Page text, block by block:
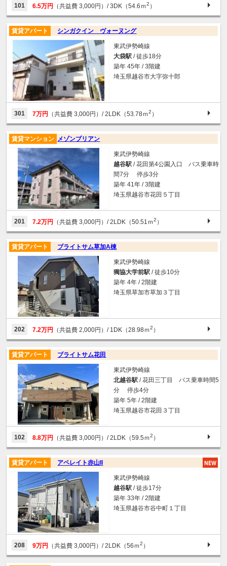
101 6.5万円 （共益費 3,000円）/ 3DK（54.6ｍ2 ）
シンガクイン ヴォーヌング
賃貸アパート
東武伊勢崎線
大袋駅 / 徒歩18分
築年 45年 / 3階建
埼玉県越谷市大字弥十郎
301 7万円 （共益費 3,000円）/ 2LDK（53.78ｍ2 ）
メゾンブリアン
賃貸マンション
東武伊勢崎線
越谷駅 / 花田第4公園入口 バス乗車時
間7分 停歩3分
築年 41年 / 3階建
埼玉県越谷市花田５丁目
201 7.2万円 （共益費 3,000円）/ 2LDK（50.51ｍ2 ）
ブライトサム草加A棟
賃貸アパート
東武伊勢崎線
獨協大学前駅 / 徒歩10分
築年 4年 / 2階建
埼玉県草加市草加３丁目
202 7.2万円 （共益費 2,000円）/ 1DK（28.98ｍ2 ）
ブライトサム花田
賃貸アパート
東武伊勢崎線
北越谷駅 / 花田三丁目 バス乗車時間5
分 停歩4分
築年 5年 / 2階建
埼玉県越谷市花田３丁目
102 8.8万円 （共益費 3,000円）/ 2LDK（59.5ｍ2 ）
アペレイト赤山II
賃貸アパート
東武伊勢崎線
越谷駅 / 徒歩17分
築年 33年 / 2階建
埼玉県越谷市谷中町１丁目
208 9万円 （共益費 3,000円）/ 2LDK（56ｍ2 ）